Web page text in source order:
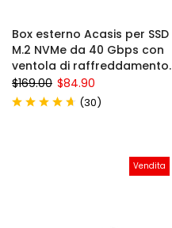
Box esterno Acasis per SSD
M.2 NVMe da 40 Gbps con
ventola di raffreddamento.
$169.00 $84.90
(30)
Vendita